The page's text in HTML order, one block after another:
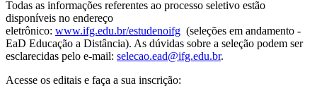
Todas as informações referentes ao processo seletivo estão
disponíveis no endereço
eletrônico: www.ifg.edu.br/estudenoifg (seleções em andamento -
EaD Educação a Distância). As dúvidas sobre a seleção podem ser
esclarecidas pelo e-mail: selecao.ead@ifg.edu.br.
Acesse os editais e faça a sua inscrição: